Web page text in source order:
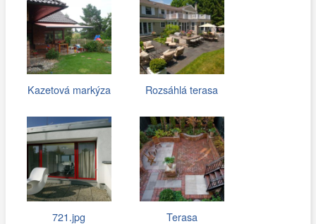
Kazetová markýza Rozsáhlá terasa
721.jpg Terasa